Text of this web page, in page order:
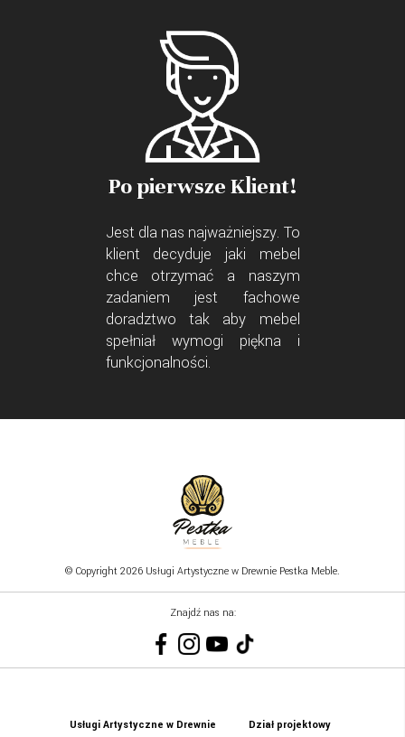
Po pierwsze Klient!
Jest dla nas najważniejszy. To
klient decyduje jaki mebel
chce otrzymać a naszym
zadaniem jest fachowe
doradztwo tak aby mebel
spełniał wymogi piękna i
funkcjonalności.
© Copyright 2026 Usługi Artystyczne w Drewnie Pestka Meble.
Znajdź nas na:
Usługi Artystyczne w Drewnie
Dział projektowy